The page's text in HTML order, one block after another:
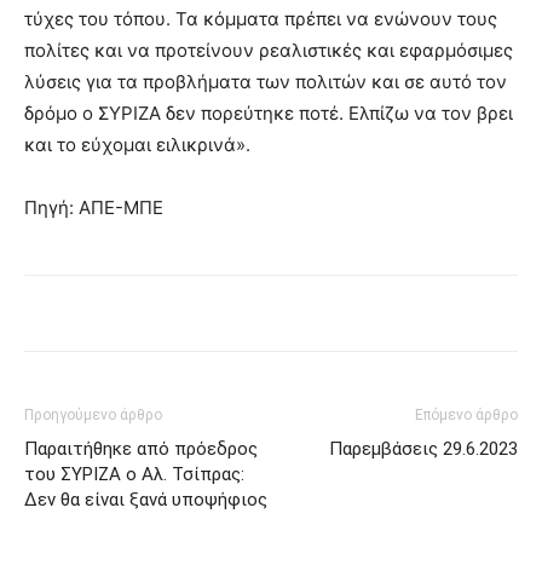
τύχες του τόπου. Τα κόμματα πρέπει να ενώνουν τους
πολίτες και να προτείνουν ρεαλιστικές και εφαρμόσιμες
λύσεις για τα προβλήματα των πολιτών και σε αυτό τον
δρόμο ο ΣΥΡΙΖΑ δεν πορεύτηκε ποτέ. Ελπίζω να τον βρει
και το εύχομαι ειλικρινά».
Πηγή: ΑΠΕ-ΜΠΕ
Προηγούμενο άρθρο
Παραιτήθηκε από πρόεδρος
του ΣΥΡΙΖΑ ο Αλ. Τσίπρας:
Δεν θα είναι ξανά υποψήφιος
Επόμενο άρθρο
Παρεμβάσεις 29.6.2023